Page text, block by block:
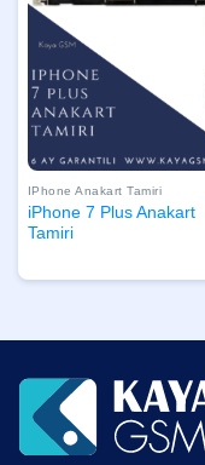
IPhone Anakart Tamiri
iPhone 7 Plus Anakart
Tamiri